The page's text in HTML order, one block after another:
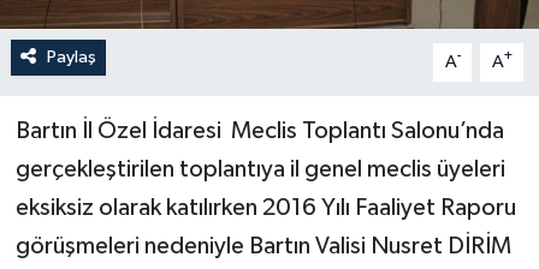
Paylaş A- A+
Bartın İl Özel İdaresi Meclis Toplantı Salonu’nda
gerçekleştirilen toplantıya il genel meclis üyeleri
eksiksiz olarak katılırken 2016 Yılı Faaliyet Raporu
görüşmeleri nedeniyle Bartın Valisi Nusret DİRİM
Turizm
Yerel Yönetimler
DÜNYA